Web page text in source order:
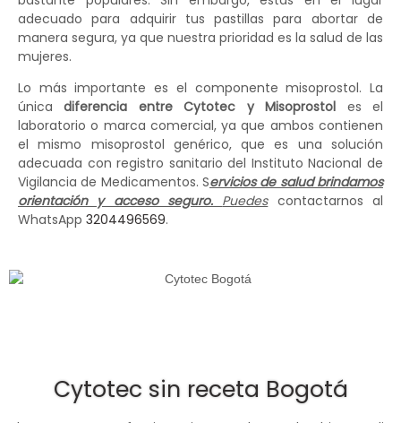
adecuado para adquirir tus pastillas para abortar de
manera segura, ya que nuestra prioridad es la salud de las
mujeres.
Lo más importante es el componente misoprostol. La
únicadiferencia entre Cytotec y Misoprostol es el
laboratorio o marca comercial, ya que ambos contienen
el mismo misoprostol genérico, que es una solución
adecuada con registro sanitario del Instituto Nacional de
Vigilancia de Medicamentos. Servicios de salud brindamos
orientación y acceso seguro. Puedescontactarnos al
WhatsApp 3204496569.
Cytotec sin receta Bogotá